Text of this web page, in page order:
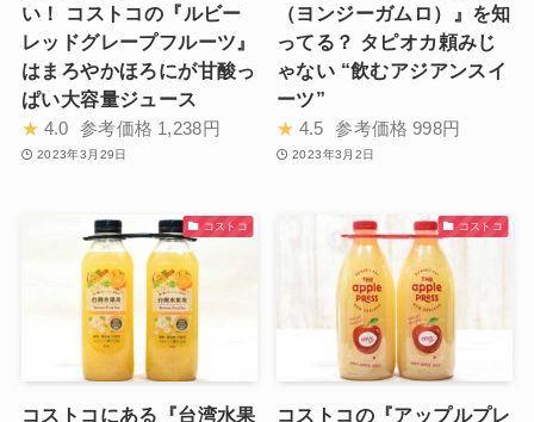
い！ コストコの『ルビー
レッドグレープフルーツ』
はまろやかほろにが甘酸っ
ぱい大容量ジュース
★ 4.0 参考価格 1,238円
2023年3月29日
（ヨンジーガムロ）』を知
ってる？ タピオカ頼みじ
ゃない “飲むアジアンスイ
ーツ”
★ 4.5 参考価格 998円
2023年3月2日
コストコ
コストコにある『台湾水果
コストコ
コストコの『アップルプレ